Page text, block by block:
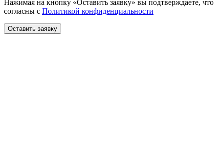
Нажимая на кнопку «Оставить заявку» вы подтверждаете, что
согласны с Политикой конфиденциальности
Оставить заявку